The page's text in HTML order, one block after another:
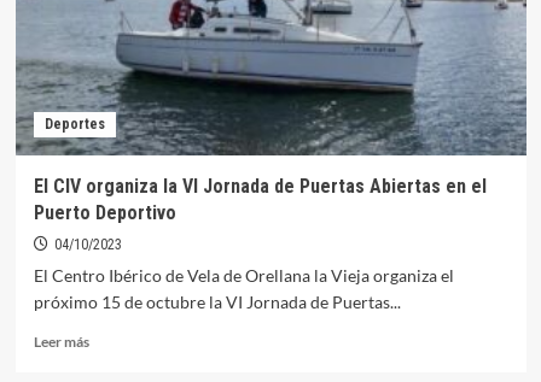
la
VI
Jornada
de
Limpieza
de
Puerto
Deportivo
Deportes
El CIV organiza la VI Jornada de Puertas Abiertas en el
Puerto Deportivo
04/10/2023
El Centro Ibérico de Vela de Orellana la Vieja organiza el
próximo 15 de octubre la VI Jornada de Puertas...
Leer másLeer